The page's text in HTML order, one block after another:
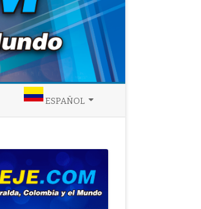
ESPAÑOL
ESPAÑOL